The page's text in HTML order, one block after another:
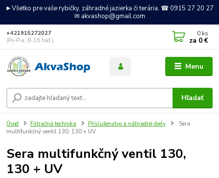
►Všetko pre vaše rybičky, záhradné jazierka či terária. ☎ 0915 27 20 27
✉ akvashop@gmail.com
Menu
Hľadať
+421915272027
(Po-Pia, 8-16 hod.)
0 ks
za 0 €
Úvod Filtračná technika Príslušenstvo a náhradné diely
Sera
multifunkčný ventil 130, 130 + UV
Sera multifunkčný ventil 130,
130 + UV